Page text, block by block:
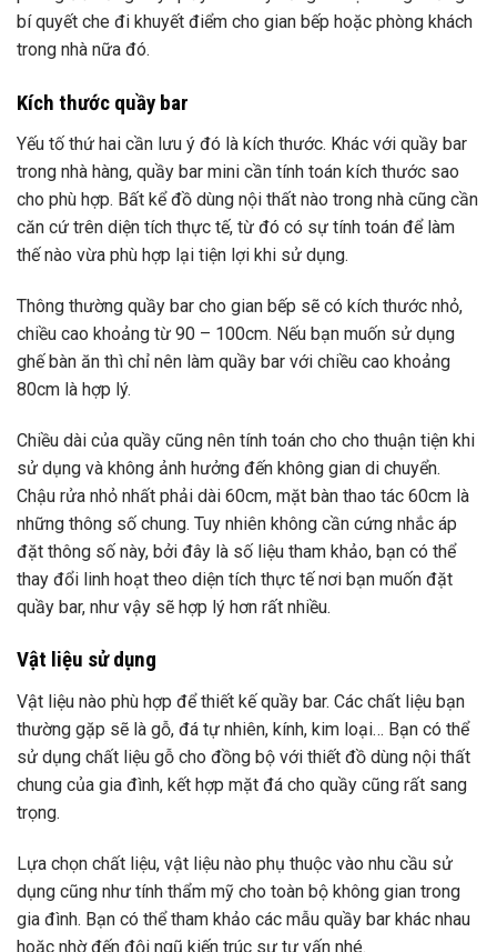
bí quyết che đi khuyết điểm cho gian bếp hoặc phòng khách
trong nhà nữa đó.
Kích thước quầy bar
Yếu tố thứ hai cần lưu ý đó là kích thước. Khác với quầy bar
trong nhà hàng, quầy bar mini cần tính toán kích thước sao
cho phù hợp. Bất kể đồ dùng nội thất nào trong nhà cũng cần
căn cứ trên diện tích thực tế, từ đó có sự tính toán để làm
thế nào vừa phù hợp lại tiện lợi khi sử dụng.
Thông thường quầy bar cho gian bếp sẽ có kích thước nhỏ,
chiều cao khoảng từ 90 – 100cm. Nếu bạn muốn sử dụng
ghế bàn ăn thì chỉ nên làm quầy bar với chiều cao khoảng
80cm là hợp lý.
Chiều dài của quầy cũng nên tính toán cho cho thuận tiện khi
sử dụng và không ảnh hưởng đến không gian di chuyển.
Chậu rửa nhỏ nhất phải dài 60cm, mặt bàn thao tác 60cm là
những thông số chung. Tuy nhiên không cần cứng nhắc áp
đặt thông số này, bởi đây là số liệu tham khảo, bạn có thể
thay đổi linh hoạt theo diện tích thực tế nơi bạn muốn đặt
quầy bar, như vậy sẽ hợp lý hơn rất nhiều.
Vật liệu sử dụng
Vật liệu nào phù hợp để thiết kế quầy bar. Các chất liệu bạn
thường gặp sẽ là gỗ, đá tự nhiên, kính, kim loại… Bạn có thể
sử dụng chất liệu gỗ cho đồng bộ với thiết đồ dùng nội thất
chung của gia đình, kết hợp mặt đá cho quầy cũng rất sang
trọng.
Lựa chọn chất liệu, vật liệu nào phụ thuộc vào nhu cầu sử
dụng cũng như tính thẩm mỹ cho toàn bộ không gian trong
gia đình. Bạn có thể tham khảo các mẫu quầy bar khác nhau
hoặc nhờ đến đội ngũ kiến trúc sư tư vấn nhé.